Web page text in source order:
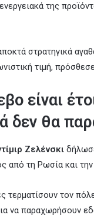
της
στρατηγικά
τιμή,
είναι
δεν θα
Ζελένσκι
από τη Ρωσία και
τερματίσουν τον
να παραχωρήσουν